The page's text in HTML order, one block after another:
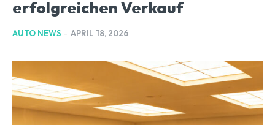
erfolgreichen Verkauf
AUTO NEWS - APRIL 18, 2026